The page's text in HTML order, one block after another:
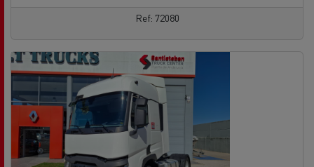
Ref: 72080